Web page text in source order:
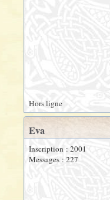
Hors ligne
Eva
Inscription : 2001
Messages : 227